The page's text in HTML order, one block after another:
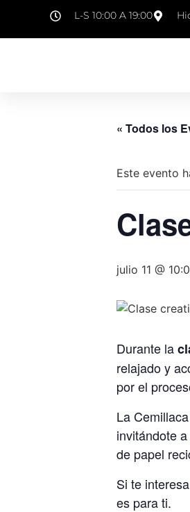
L-S 10:00 A 19:00
« Todos los
Este evento
julio 11 @
Durante la
relajado y
por el
La
invitándote
de papel
Si te
es para ti.